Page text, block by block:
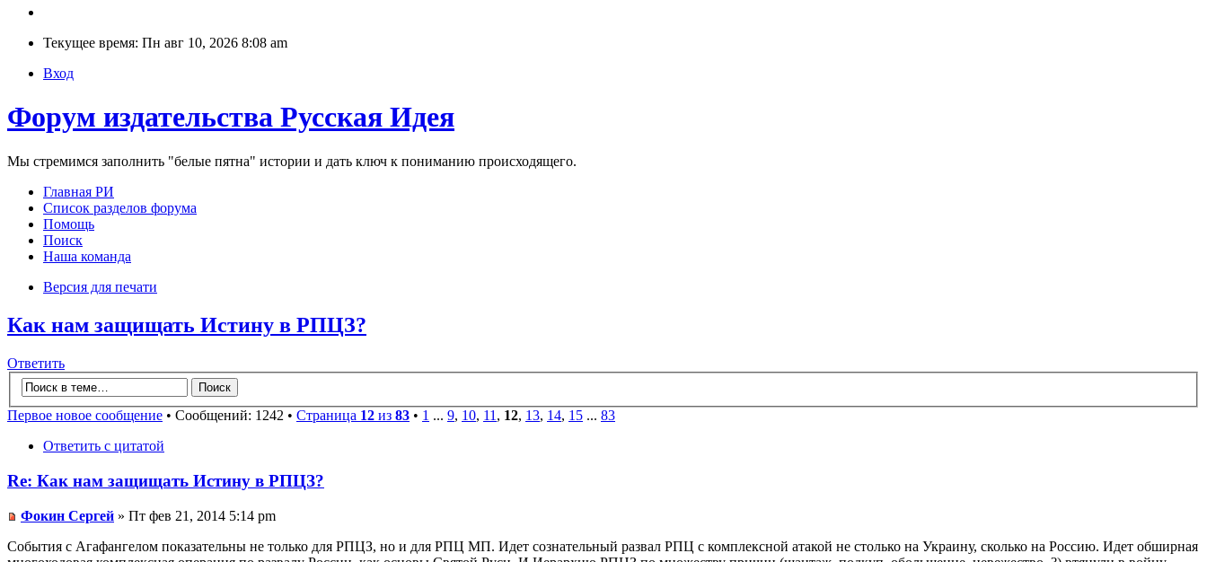
Текущее время: Пн авг 10, 2026 8:08 am
Вход
Форум издательства Русская Идея
Мы стремимся заполнить "белые пятна" истории и дать ключ к пониманию происходящего.
Главная РИ
Список разделов форума
Помощь
Поиск
Наша команда
Версия для печати
Как нам защищать Истину в РПЦЗ?
Ответить
Первое новое сообщение • Сообщений: 1242 • Страница 12 из 83 • 1 ... 9, 10, 11 , 12, 13, 14, 15 ... 83
Ответить с цитатой
Re: Как нам защищать Истину в РПЦЗ?
Фокин Сергей » Пт фев 21, 2014 5:14 pm
События с Агафангелом показательны не только для РПЦЗ, но и для РПЦ МП. Идет сознательный развал РПЦ с комплексной атакой не столько на Украину, сколько на Россию. Идет обширная